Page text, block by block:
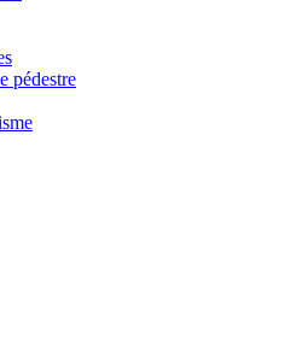
pédestre